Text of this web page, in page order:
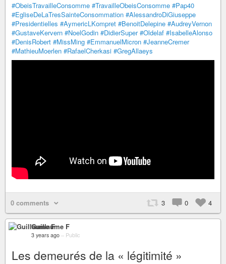
#ObeisTravailleConsomme #TravailleObeisConsomme #Pap40
#EgliseDeLaTresSainteConsommation #AlessandroDiGiuseppe
#Presidentielles #AymericLKompret #BenoitDelepine #AudreyVernon
#GustaveKervern #NoelGodin #DidierSuper #Oldelaf #IsabelleAlonso
#DenisRobert #MissMing #EmmanuelMicron #JeanneCremer
#MathieuMoerlen #RafaelCherkasi #GregAllaeys
0 comments 3 0 4
Guillaume F
3 years ago – Public
Les demeurés de la « légitimité »